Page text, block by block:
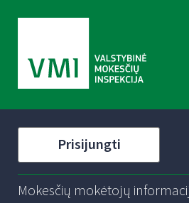
Prisijungti
Mokesčių mokėtojų